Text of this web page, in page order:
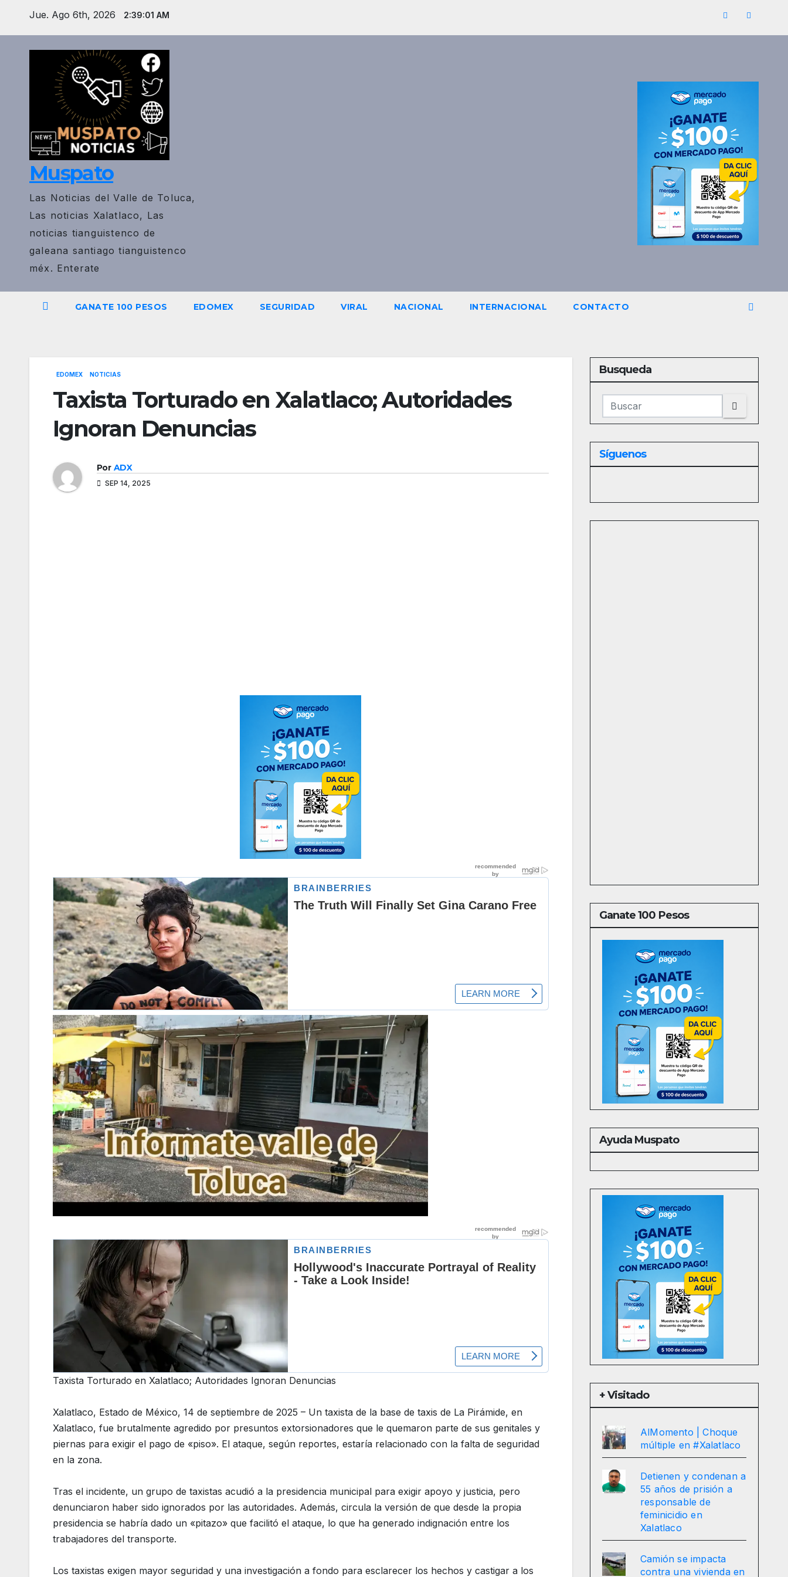
Jue. Ago 6th, 2026 2:39:03 AM
Muspato
Las Noticias del Valle de Toluca,
Las noticias Xalatlaco, Las
noticias tianguistenco de
galeana santiago tianguistenco
méx. Enterate
GANATE 100 PESOS EDOMEX SEGURIDAD VIRAL NACIONAL INTERNACIONAL CONTACTO
EDOMEX NOTICIAS
Taxista Torturado en Xalatlaco; Autoridades
Ignoran Denuncias
Por ADX
SEP 14, 2025
Taxista Torturado en Xalatlaco; Autoridades Ignoran Denuncias
Xalatlaco, Estado de México, 14 de septiembre de 2025 – Un taxista de la base de taxis de La Pirámide, en
Xalatlaco, fue brutalmente agredido por presuntos extorsionadores que le quemaron parte de sus genitales y
piernas para exigir el pago de «piso». El ataque, según reportes, estaría relacionado con la falta de seguridad
en la zona.
Tras el incidente, un grupo de taxistas acudió a la presidencia municipal para exigir apoyo y justicia, pero
denunciaron haber sido ignorados por las autoridades. Además, circula la versión de que desde la propia
presidencia se habría dado un «pitazo» que facilitó el ataque, lo que ha generado indignación entre los
trabajadores del transporte.
Los taxistas exigen mayor seguridad y una investigación a fondo para esclarecer los hechos y castigar a los
Busqueda
Síguenos
Ganate 100 Pesos
Ayuda Muspato
+ Visitado
AlMomento | Choque
múltiple en #Xalatlaco
Detienen y condenan a
55 años de prisión a
responsable de
feminicidio en
Xalatlaco
Camión se impacta
contra una vivienda en